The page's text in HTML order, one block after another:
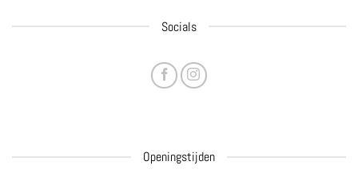
Socials
Openingstijden